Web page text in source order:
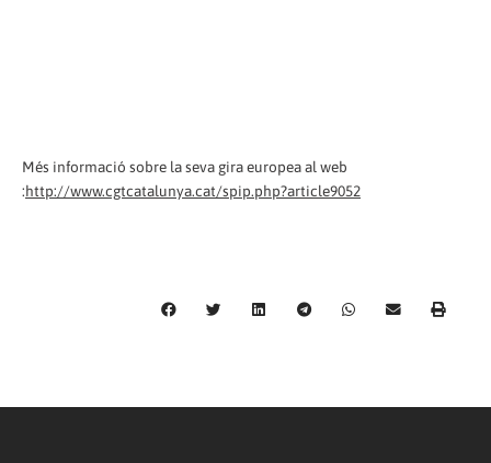
Més informació sobre la seva gira europea al web
:http://www.cgtcatalunya.cat/spip.php?article9052